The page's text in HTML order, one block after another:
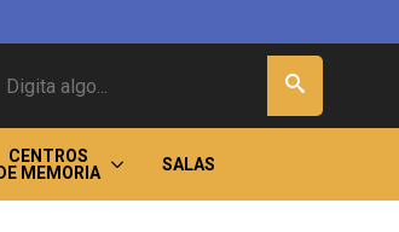
CENTROS
DE MEMORIA
SALAS